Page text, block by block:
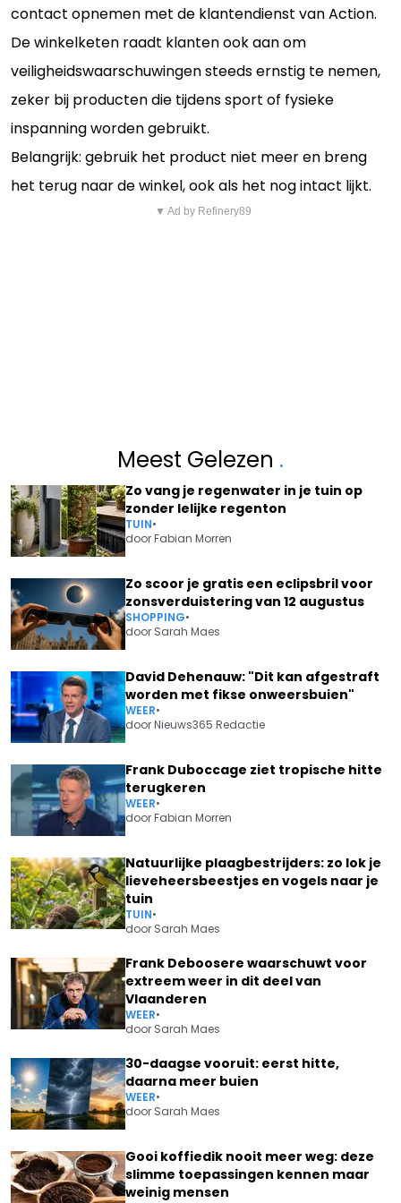
contact opnemen met de klantendienst van Action.
De winkelketen raadt klanten ook aan om
veiligheidswaarschuwingen steeds ernstig te nemen,
zeker bij producten die tijdens sport of fysieke
inspanning worden gebruikt.
Belangrijk: gebruik het product niet meer en breng
het terug naar de winkel, ook als het nog intact lijkt.
▼ Ad by Refinery89
Meest Gelezen .
Zo vang je regenwater in je tuin op
zonder lelijke regenton
TUIN•
doorFabian Morren
Zo scoor je gratis een eclipsbril voor
zonsverduistering van 12 augustus
SHOPPING•
door Sarah Maes
David Dehenauw: "Dit kan afgestraft
worden met fikse onweersbuien"
WEER•
doorNieuws365 Redactie
Frank Duboccage ziet tropische hitte
terugkeren
WEER•
doorFabian Morren
Natuurlijke plaagbestrijders: zo lok je
lieveheersbeestjes en vogels naar je
tuin
TUIN•
door Sarah Maes
Frank Deboosere waarschuwt voor
extreem weer in dit deel van
Vlaanderen
WEER•
door Sarah Maes
30-daagse vooruit: eerst hitte,
daarna meer buien
WEER•
door Sarah Maes
Gooi koffiedik nooit meer weg: deze
slimme toepassingen kennen maar
weinig mensen